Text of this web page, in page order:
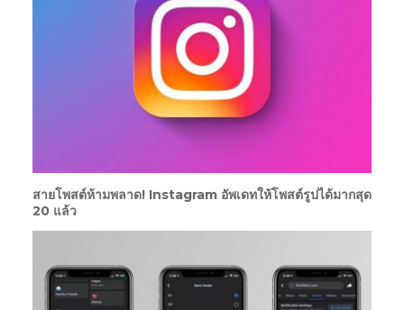
สายโพสต์ห้ามพลาด! Instagram อัพเดทให้โพสต์รูปได้มากสุด
20 แล้ว